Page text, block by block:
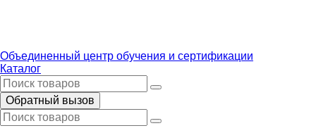
Объединенный центр обучения и сертификации
Каталог
Обратный вызов